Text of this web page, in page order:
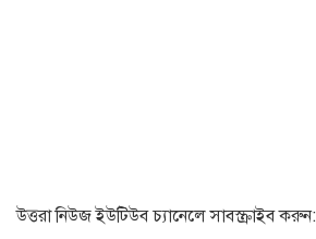
উত্তরা নিউজ ইউটিউব চ্যানেলে সাবস্ক্রাইব করুন: